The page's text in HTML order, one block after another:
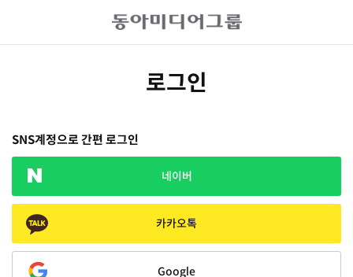
로그인
SNS계정으로 간편 로그인
네이버
카카오톡
Google